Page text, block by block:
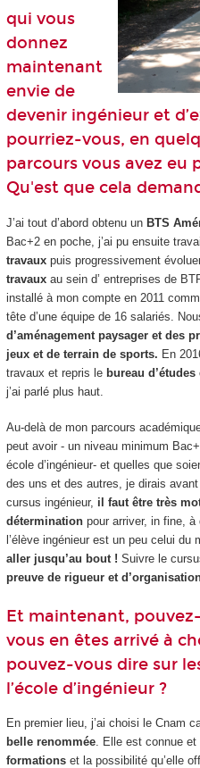
qui vous
donnez
maintenant
envie de
devenir ingénieur et
pourriez-vous, en
parcours vous avez eu
Qu'est que cela
J’ai tout d’abord obtenu un BTS
Bac+2 en poche, j’ai pu ensuite
travaux puis progressivement
travauxau sein d’ entreprises de
installé à mon compte en 2011
tête d’une équipe de 16 salariés.
d’aménagement paysager et des
jeux et de terrain de sports. En
travaux et repris le bureau
j’ai parlé plus haut.
Au-delà de mon parcours
peut avoir - un niveau minimum
école d’ingénieur- et quelles que
des uns et des autres, je dirais
cursus ingénieur, il faut être très
déterminationpour arriver, in fine, à
l’élève ingénieur est un peu celui du
aller jusqu’au bout ! Suivre le
preuve de rigueur et
Et maintenant,
vous en êtes arrivé à
pouvez-vous dire sur
l’école d’ingénieur ?
En premier lieu, j’ai choisi le Cnam
belle renommée. Elle est connue et
formationset la possibilité qu’elle